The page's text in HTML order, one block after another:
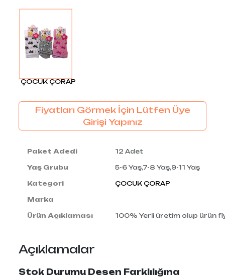
ÇOCUK ÇORAP
Fiyatları Görmek İçin Lütfen Üye
Girişi Yapınız
Paket Adedi 12 Adet
Yaş Grubu 5-6 Yaş,7-8 Yaş,9-11 Yaş
Kategori ÇOCUK ÇORAP
Marka
Ürün Açıklaması 100% Yerli üretim olup ürün
Açıklamalar
Stok Durumu Desen Farklılığına